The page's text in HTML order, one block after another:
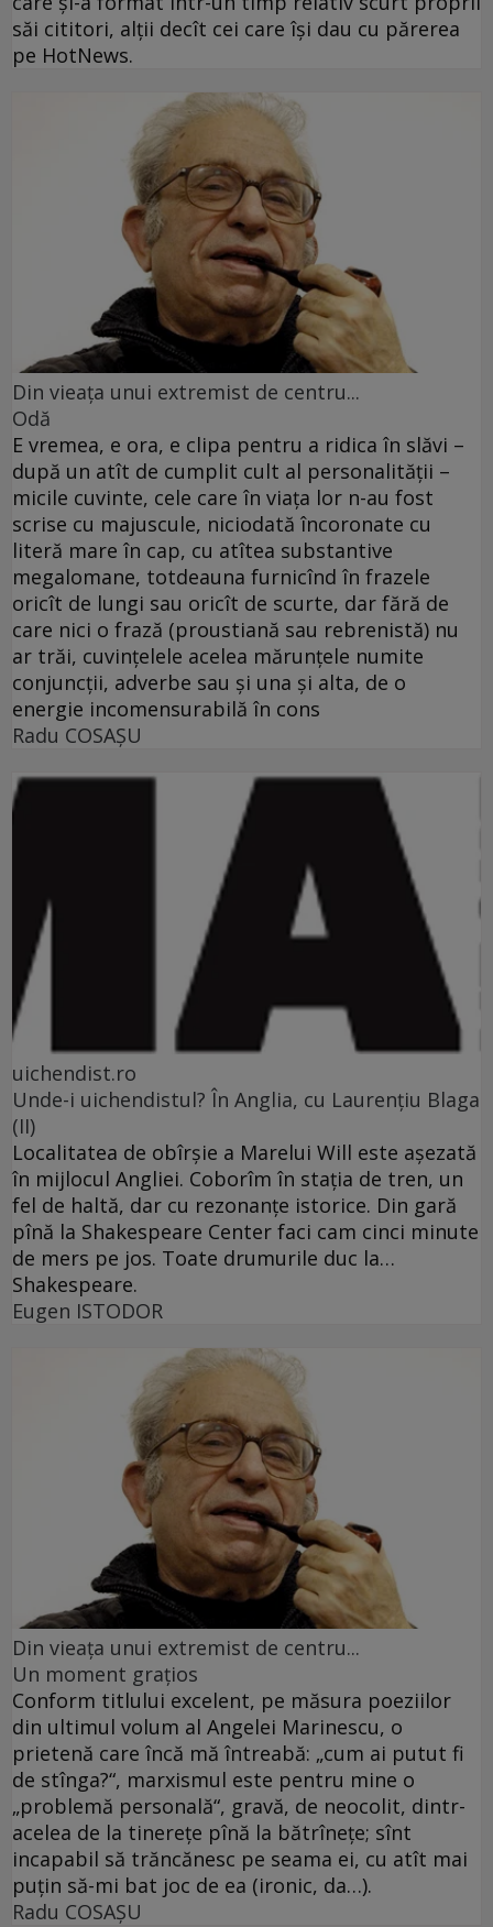
săi cititori, alţii decît cei care îşi dau cu părerea
pe HotNews.
Din vieaţa unui extremist de centru...
Odă
E vremea, e ora, e clipa pentru a ridica în slăvi –
după un atît de cumplit cult al personalităţii –
micile cuvinte, cele care în viaţa lor n-au fost
scrise cu majuscule, niciodată încoronate cu
literă mare în cap, cu atîtea substantive
megalomane, totdeauna furnicînd în frazele
oricît de lungi sau oricît de scurte, dar fără de
care nici o frază (proustiană sau rebrenistă) nu
ar trăi, cuvinţelele acelea mărunţele numite
conjuncţii, adverbe sau şi una şi alta, de o
energie incomensurabilă în cons
Radu COSAŞU
uichendist.ro
Unde-i uichendistul? În Anglia, cu Laurenţiu Blaga
(II)
Localitatea de obîrşie a Marelui Will este aşezată
în mijlocul Angliei. Coborîm în staţia de tren, un
fel de haltă, dar cu rezonanţe istorice. Din gară
pînă la Shakespeare Center faci cam cinci minute
de mers pe jos. Toate drumurile duc la…
Shakespeare.
Eugen ISTODOR
Din vieaţa unui extremist de centru...
Un moment graţios
Conform titlului excelent, pe măsura poeziilor
din ultimul volum al Angelei Marinescu, o
prietenă care încă mă întreabă: „cum ai putut fi
de stînga?“, marxismul este pentru mine o
„problemă personală“, gravă, de neocolit, dintr-
acelea de la tinereţe pînă la bătrîneţe; sînt
incapabil să trăncănesc pe seama ei, cu atît mai
puţin să-mi bat joc de ea (ironic, da…).
Radu COSAŞU